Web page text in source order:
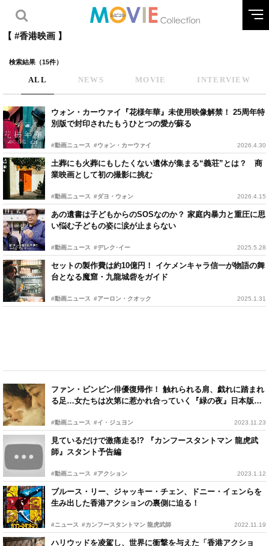
【 #香港映画 】
検索結果（15件）
ALL NEWS MOVIE INTERVIEW
ウォン・カーウァイ『花様年華』未使用映像解禁！ 25周年特
別版で封印されたもうひとつの愛が蘇る
#動画ニュース #ウォン・カーウァイ 2026.4.30
土葬にも火葬にもしたくない遺体が集まる“義荘”とは？ 商
業映画として初の撮影に挑む
#動画ニュース #ダヨ・ウォン 2026.4.15
あの遺書は子どもからのSOSなのか？ 家庭内暴力と重圧に思
い悩む子どもの姿に涙が止まらない
#動画ニュース #デレク･イー 2025.5.28
セットの製作費は約10億円！ イケメンキャラ信一が物語の舞
台となる魔窟・九龍城砦をガイド
#動画ニュース #アーロン・クオック 2025.1.31
ファン・ビンビン俳優復帰作！ 触れられる肩、戯れに踏まれ
る足…女たちは次第に惹かれ合っていく『緑の夜』日本版予
#動画ニュース #イ・ジュヨン 2023.11.23
見ているだけで激痛走る!? 『カンフースタントマン 龍虎武
師』スタント予告編
#動画ニュース #アクション 2023.1.12
ブルース・リー、ジャッキー・チェン、ドニー・イェンらを
生み出した香港アクションの裏側に迫る！
#ニュース #カンフースタントマン 龍虎武師 2022.11.19
ハリウッドを凌駕し、世界に衝撃を与えた「香港アクショ